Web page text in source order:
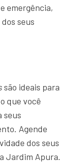
emergência,
seus
são ideais para
que você
seus
Agende
dos seus
Jardim Apura.